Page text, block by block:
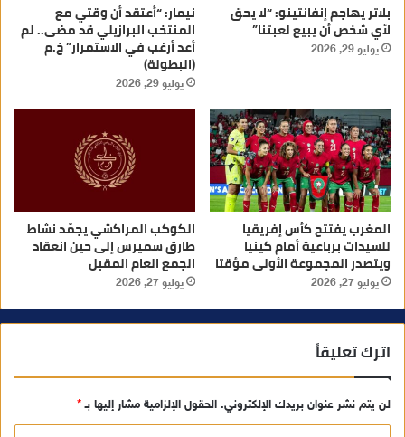
بلاتر يهاجم إنفانتينو: “لا يحق
لأي شخص أن يبيع لعبتنا”
يوليو 29, 2026
نيمار: “أعتقد أن وقتي مع
المنتخب البرازيلي قد مضى.. لم
أعد أرغب في الاستمرار” خ.م
(البطولة)
يوليو 29, 2026
المغرب يفتتح كأس إفريقيا
للسيدات برباعية أمام كينيا
ويتصدر المجموعة الأولى مؤقتا
يوليو 27, 2026
الكوكب المراكشي يجمّد نشاط
طارق سميرس إلى حين انعقاد
الجمع العام المقبل
يوليو 27, 2026
اترك تعليقاً
لن يتم نشر عنوان بريدك الإلكتروني. الحقول الإلزامية مشار إليها بـ*